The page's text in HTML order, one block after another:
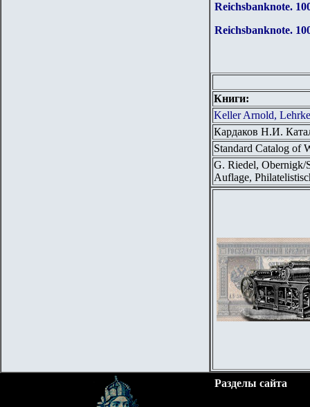
Reichsbanknote.
Reichsbanknote.
Книги:
Keller Arnold,
Кардаков Н.И.
Standard Catalog of
G. Riedel, Obernigk/
Auflage,
Разделы сайта